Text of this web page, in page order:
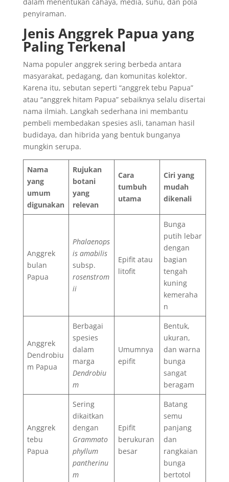
penyiraman.
Jenis Anggrek Papua yang
Paling Terkenal
Nama populer anggrek sering berbeda antara
masyarakat, pedagang, dan komunitas kolektor.
Karena itu, sebutan seperti “anggrek tebu Papua”
atau “anggrek hitam Papua” sebaiknya selalu disertai
nama ilmiah. Langkah sederhana ini membantu
pembeli membedakan spesies asli, tanaman hasil
budidaya, dan hibrida yang bentuk bunganya
mungkin serupa.
Nama
yang
umum
digunakan
Rujukan
botani
yang
relevan
Cara
tumbuh
utama
Ciri yang
mudah
dikenali
Anggrek
bulan
Papua
Phalaenops
is amabilis
subsp.
rosenstrom
ii
Epifit atau
litofit
Bunga
putih lebar
dengan
bagian
tengah
kuning
kemeraha
n
Anggrek
Dendrobiu
m Papua
Berbagai
spesies
dalam
marga
Dendrobiu
m
Umumnya
epifit
Bentuk,
ukuran,
dan warna
bunga
sangat
beragam
Anggrek
tebu
Papua
Sering
dikaitkan
dengan
Grammato
phyllum
pantherinu
m
Epifit
berukuran
besar
Batang
semu
panjang
dan
rangkaian
bunga
bertotol